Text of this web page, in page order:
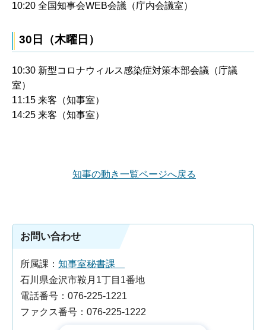
10:20 全国知事会WEB会議（庁内会議室）
30日（木曜日）
10:30 新型コロナウィルス感染症対策本部会議（庁議
室）
11:15 来客（知事室）
14:25 来客（知事室）
知事の動き一覧ページへ戻る
お問い合わせ
所属課： 知事室秘書課
石川県金沢市鞍月1丁目1番地
電話番号：076-225-1221
ファクス番号：076-225-1222